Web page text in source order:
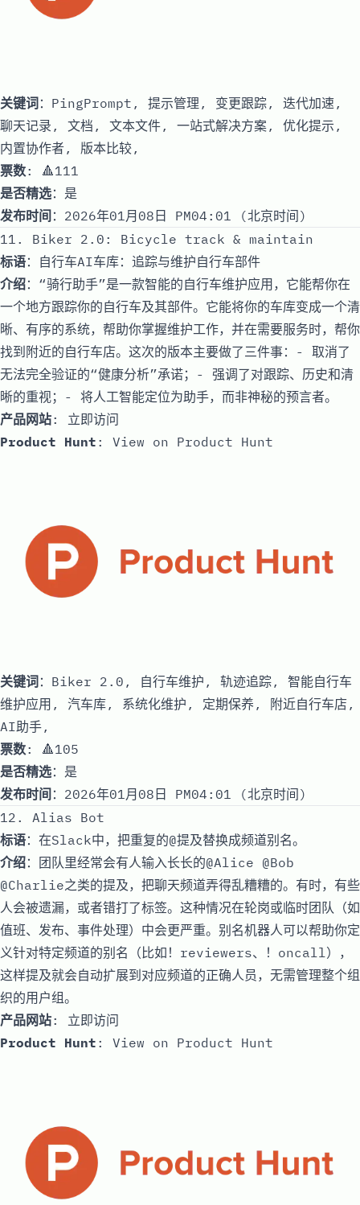
关键词：PingPrompt, 提示管理, 变更跟踪, 迭代加速,
聊天记录, 文档, 文本文件, 一站式解决方案, 优化提示,
内置协作者, 版本比较,
票数: 🔺111
是否精选：是
发布时间 ：2026年01月08日 PM04:01 (北京时间)
11. Biker 2.0: Bicycle track & maintain
标语：自行车AI车库：追踪与维护自行车部件
介绍：“骑行助手”是一款智能的自行车维护应用，它能帮你在
一个地方跟踪你的自行车及其部件。它能将你的车库变成一个清
晰、有序的系统，帮助你掌握维护工作，并在需要服务时，帮你
找到附近的自行车店。这次的版本主要做了三件事：- 取消了
无法完全验证的“健康分析”承诺；- 强调了对跟踪、历史和清
晰的重视；- 将人工智能定位为助手，而非神秘的预言者。
产品网站: 立即访问
Product Hunt : View on Product Hunt
关键词 ：Biker 2.0, 自行车维护, 轨迹追踪, 智能自行车
维护应用, 汽车库, 系统化维护, 定期保养, 附近自行车店,
AI助手,
票数: 🔺105
是否精选：是
发布时间 ：2026年01月08日 PM04:01 (北京时间)
12. Alias Bot
标语：在Slack中，把重复的@提及替换成频道别名。
介绍：团队里经常会有人输入长长的@Alice @Bob
@Charlie之类的提及，把聊天频道弄得乱糟糟的。有时，有些
人会被遗漏，或者错打了标签。这种情况在轮岗或临时团队（如
值班、发布、事件处理）中会更严重。别名机器人可以帮助你定
义针对特定频道的别名（比如！reviewers、！oncall），
这样提及就会自动扩展到对应频道的正确人员，无需管理整个组
织的用户组。
产品网站: 立即访问
Product Hunt : View on Product Hunt